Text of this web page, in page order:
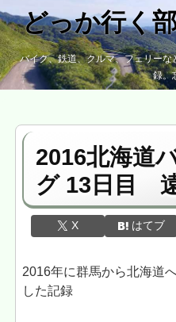
どっか行く
バイク、鉄道、クルマ、フェリー
録。
2016北海道
グ 13日目
X はてブ
2016年に群馬から北海道
した記録